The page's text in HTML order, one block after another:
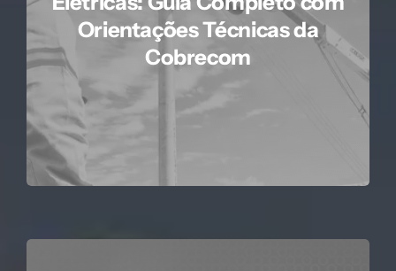
Orientações Técnicas da
Cobrecom